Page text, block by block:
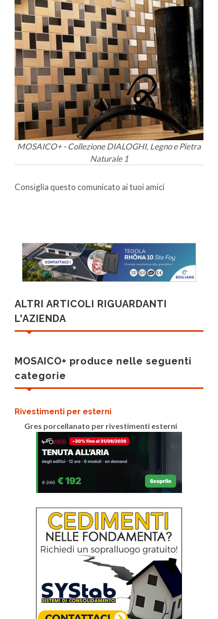
MOSAICO+ - Collezione DIALOGHI, Legno e Pietra
Naturale 1
Consiglia questo comunicato ai tuoi amici
ALTRI ARTICOLI RIGUARDANTI
L'AZIENDA
MOSAICO+ produce nelle seguenti
categorie
Rivestimenti per esterni
Gres porcellanato per rivestimenti esterni